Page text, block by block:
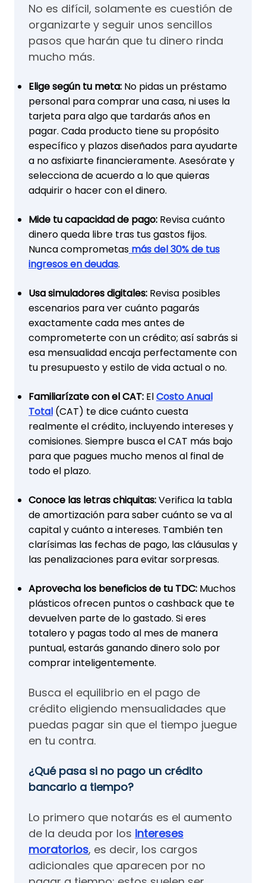
No es difícil, solamente es cuestión de
organizarte y seguir unos sencillos
pasos que harán que tu dinero rinda
mucho más.
Elige según tu meta: No pidas un préstamo
personal para comprar una casa, ni uses la
tarjeta para algo que tardarás años en
pagar. Cada producto tiene su propósito
específico y plazos diseñados para ayudarte
a no asfixiarte financieramente. Asesórate y
selecciona de acuerdo a lo que quieras
adquirir o hacer con el dinero.
Mide tu capacidad de pago: Revisa cuánto
dinero queda libre tras tus gastos fijos.
Nunca comprometas más del 30% de tus
ingresos en deudas.
Usa simuladores digitales: Revisa posibles
escenarios para ver cuánto pagarás
exactamente cada mes antes de
comprometerte con un crédito; así sabrás si
esa mensualidad encaja perfectamente con
tu presupuesto y estilo de vida actual o no.
Familiarízate con el CAT: ElCosto Anual
Total (CAT) te dice cuánto cuesta
realmente el crédito, incluyendo intereses y
comisiones. Siempre busca el CAT más bajo
para que pagues mucho menos al final de
todo el plazo.
Conoce las letras chiquitas:Verifica la tabla
de amortización para saber cuánto se va al
capital y cuánto a intereses. También ten
clarísimas las fechas de pago, las cláusulas y
las penalizaciones para evitar sorpresas.
Aprovecha los beneficios de tu TDC: Muchos
plásticos ofrecen puntos o cashback que te
devuelven parte de lo gastado. Si eres
totalero y pagas todo al mes de manera
puntual, estarás ganando dinero solo por
comprar inteligentemente.
Busca el equilibrio en el pago de
crédito eligiendo mensualidades que
puedas pagar sin que el tiempo juegue
en tu contra.
¿Qué pasa si no pago un crédito
bancario a tiempo?
Lo primero que notarás es el aumento
de la deuda por los intereses
moratorios, es decir, los cargos
adicionales que aparecen por no